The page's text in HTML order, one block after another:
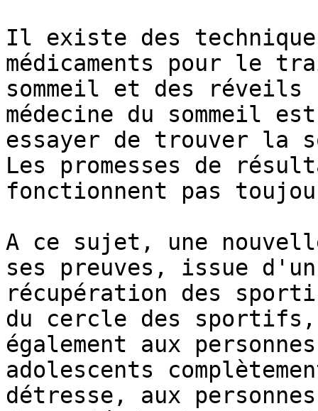
Il existe des
médicaments pour le
sommeil et des
médecine du sommeil
essayer de trouver la
Les promesses de
fonctionnent pas
A ce sujet, une
ses preuves, issue
récupération des
du cercle des
également aux
adolescents
détresse, aux